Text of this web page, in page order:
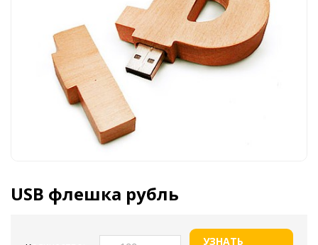
USB флешка рубль
УЗНАТЬ